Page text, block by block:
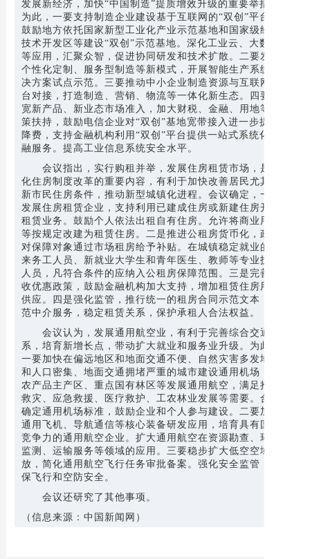
发展新经济，加快“中国制造”提质增效升级的重要举措。
为此，一要支持制造企业建设基于互联网的“双创”平台，
鼓励地方依托国家新型工业化产业示范基地和国家级经济
技术开发区等建设“双创”示范基地。深化工业云、大数据
等应用，汇聚众智，促进协同研发和技术扩散。二要发展
个性化定制、服务型制造等新模式，开展智能生产系统解
决方案试点示范。三要推动中小企业制造资源与互联网平
台对接，打造制造、营销、物流等一体化新生态。四要放
宽新产品、新业态市场准入，加大财税、金融、用地等政
策扶持，鼓励电信企业对“双创”基地宽带接入进一步提速
降费，支持金融机构利用“双创”平台提供一站式系统化金
融服务。提高工业信息系统安全水平。
会议指出，实行购租并举，发展住房租赁市场，是深
化住房制度改革的重要内容，有利于加快改善居民尤其是
新市民住房条件，推动新型城镇化进程。会议确定，一是
发展住房租赁企业，支持利用已建成住房或新建住房开展
租赁业务。鼓励个人依法出租自有住房。允许将商业用房
等按规定改建为租赁住房。二是推进公租房货币化，政府
对保障对象通过市场租房给予补贴。在城镇稳定就业的外
来务工人员、新就业大学生和青年医生、教师等专业技术
人员，凡符合条件的应纳入公租房保障范围。三是完善税
收优惠政策，鼓励金融机构加大支持，增加租赁住房用地
供应。四是强化监管，推行统一的租房合同示范文本，规
范中介服务，稳定租赁关系，保护承租人合法权益。
会议认为，发展通用航空业，有利于完善综合交通体
系，培育新增长点，带动扩大就业和服务业升级。为此，
一要加快在偏远地区和地面交通不便、自然灾害多发地区
和人口密集、地面交通拥堵严重的城市建设通用机场，在
农产品主产区、重点国有林区等发展通用航空，满足抢险
救灾、应急救援、医疗救护、工农林业发展等需要。合理
确定通用机场标准，鼓励企业和个人参与建设。二要加快
通用飞机、导航通信等核心装备研发应用，培育具有国际
竞争力的通用航空企业。扩大通用航空在资源勘查、环境
监测、运输服务等领域的应用。三要稳步扩大低空空域开
放，简化通用航空飞行任务审批备案。强化安全监管，确
保飞行和空防安全。
会议还研究了其他事项。
（信息来源：中国新闻网）